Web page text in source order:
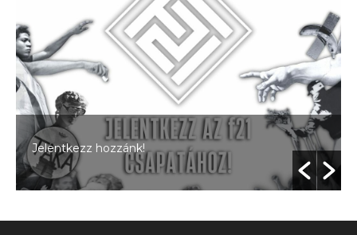
Jelentkezz hozzánk!